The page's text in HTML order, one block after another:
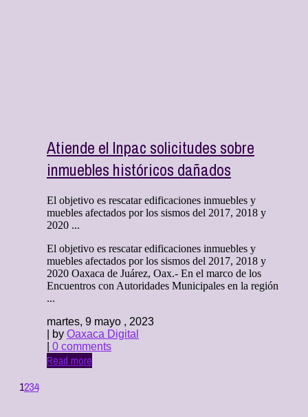
Atiende el Inpac solicitudes sobre
inmuebles históricos dañados
El objetivo es rescatar edificaciones inmuebles y
muebles afectados por los sismos del 2017, 2018 y
2020 ...
El objetivo es rescatar edificaciones inmuebles y
muebles afectados por los sismos del 2017, 2018 y
2020 Oaxaca de Juárez, Oax.- En el marco de los
Encuentros con Autoridades Municipales en la región
...
martes, 9 mayo , 2023
| by Oaxaca Digital
0 comments
Read more
1234